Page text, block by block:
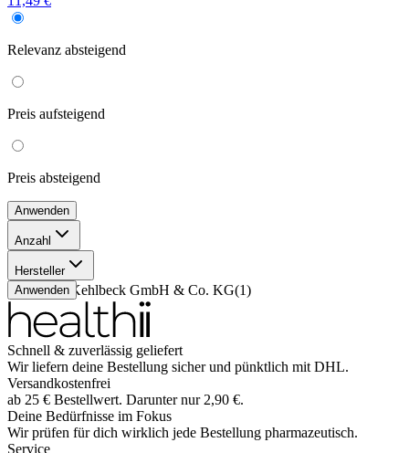
Relevanz absteigend
Preis aufsteigend
Preis absteigend
Anwenden
Anzahl
1)
Hersteller
Sanum-Kehlbeck GmbH & Co. KG(1)
Anwenden
Schnell & zuverlässig geliefert
Wir liefern deine Bestellung sicher und pünktlich mit DHL.
Versandkostenfrei
ab 25 € Bestellwert. Darunter nur 2,90 €.
Deine Bedürfnisse im Fokus
Wir prüfen für dich wirklich jede Bestellung pharmazeutisch.
Service